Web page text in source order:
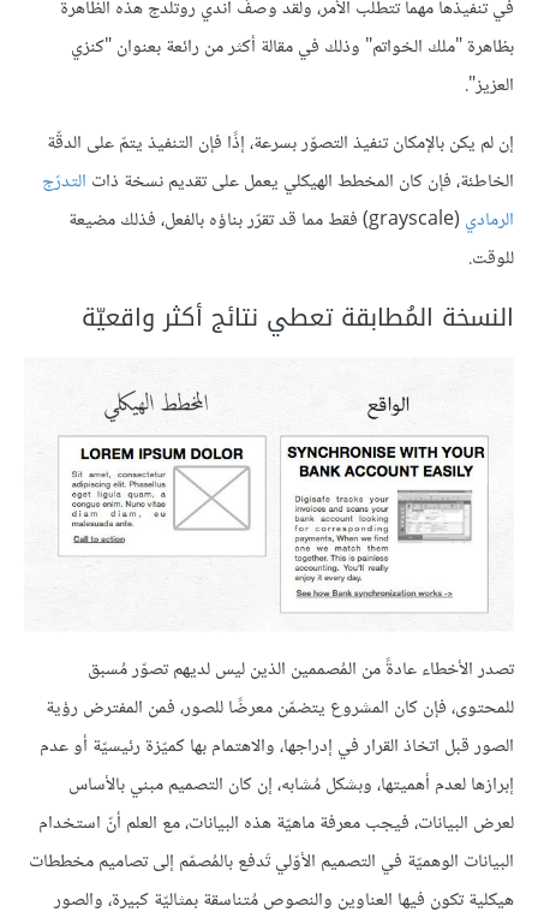
في تنفيذها مهما تتطلّب الأمر، ولقد وصفَ آندي روتلدج هذه الظاهرة
بظاهرة "ملك الخواتم" وذلك في مقالة أكثر من رائعة بعنوان "كنزي
العزيز".
إن لم يكن بالإمكان تنفيذ التصوّر بسرعة، إذًا فإن التنفيذ يتمّ على الدقّة
الخاطئة، فإن كان المخطط الهيكلي يعمل على تقديم نسخة ذات التدرّج
الرمادي
(grayscale) فقط مما قد تقرّر بناؤه بالفعل، فذلك مضيعة
للوقت.
النسخة المُطابقة تعطي نتائج أكثر واقعيّة
تصدر الأخطاء عادةً من المُصممين الذين ليس لديهم تصوّر مُسبق
للمحتوى، فإن كان المشروع يتضمّن معرضًا للصور، فمن المفترض رؤية
الصور قبل اتخاذ القرار في إدراجها، والاهتمام بها كميّزة رئيسيّة أو عدم
إبرازها لعدم أهميتها، وبشكل مُشابه، إن كان التصميم مبني بالأساس
لعرض البيانات، فيجب معرفة ماهيّة هذه البيانات، مع العلم أنّ استخدام
البيانات الوهميّة في التصميم الأوّلي تَدفع بالمُصمّم إلى تصاميم مخططات
هيكلية تكون فيها العناوين والنصوص مُتناسقة بمثاليّة كبيرة، والصور